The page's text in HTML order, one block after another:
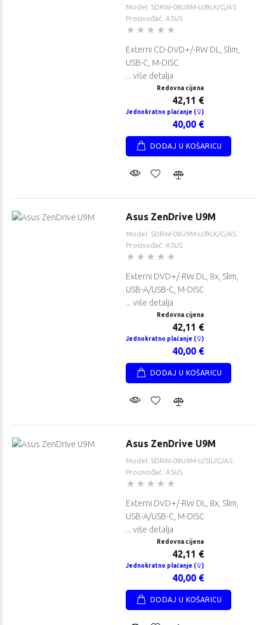
Model: SDRW-08U8M-U/BLK/G/AS
Proizvođač: ASUS
Externi CD-DVD+/-RW DL, Slim,
USB-C, M-DISC
... više detalja
Redovna cijena
42,11 €
Jednokratno plaćanje ( )
40,00 €
DODAJ U KOŠARICU
Asus ZenDrive U9M
Model: SDRW-08U9M-U/BLK/G/AS
Proizvođač: ASUS
Externi DVD+/-RW DL, 8x, Slim,
USB-A/USB-C, M-DISC
... više detalja
Redovna cijena
42,11 €
Jednokratno plaćanje ( )
40,00 €
DODAJ U KOŠARICU
Asus ZenDrive U9M
Model: SDRW-08U9M-U/SIL/G/AS
Proizvođač: ASUS
Externi DVD+/-RW DL, 8x, Slim,
USB-A/USB-C, M-DISC
... više detalja
Redovna cijena
42,11 €
Jednokratno plaćanje ( )
40,00 €
DODAJ U KOŠARICU